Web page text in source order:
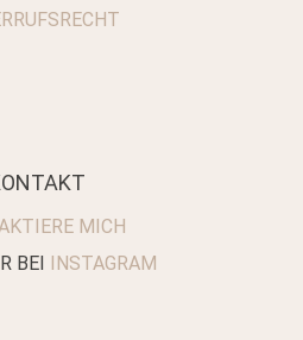
MICH
BEI INSTAGRAM